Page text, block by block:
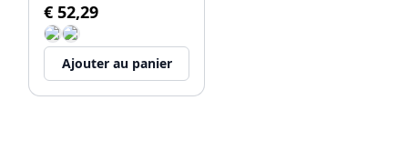
€ 52,29
Ajouter au panier